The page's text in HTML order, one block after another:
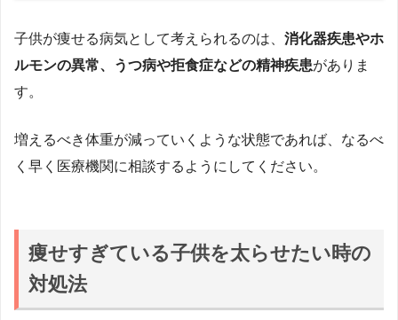
子供が痩せる病気として考えられるのは、 消化器疾患やホ
ルモンの異常、うつ病や拒食症などの精神疾患がありま
す。
増えるべき体重が減っていくような状態であれば、なるべ
く早く医療機関に相談するようにしてください。
痩せすぎている子供を太らせたい時の
対処法